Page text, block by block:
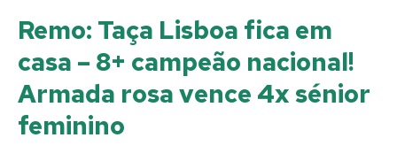
Remo: Taça Lisboa fica em
casa – 8+ campeão nacional!
Armada rosa vence 4x sénior
feminino